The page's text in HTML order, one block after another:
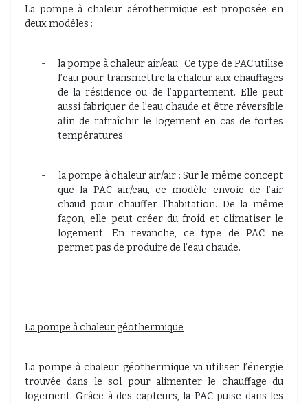
La pompe à chaleur aérothermique est proposée en
deux modèles :
-
la pompe à chaleur air/eau : Ce type de PAC utilise
l’eau pour transmettre la chaleur aux chauffages
de la résidence ou de l’appartement. Elle peut
aussi fabriquer de l’eau chaude et être réversible
afin de rafraîchir le logement en cas de fortes
températures.
-
la pompe à chaleur air/air : Sur le même concept
que la PAC air/eau, ce modèle envoie de l’air
chaud pour chauffer l’habitation. De la même
façon, elle peut créer du froid et climatiser le
logement. En revanche, ce type de PAC ne
permet pas de produire de l’eau chaude.
La pompe à chaleur géothermique
La pompe à chaleur géothermique va utiliser l’énergie
trouvée dans le sol pour alimenter le chauffage du
logement. Grâce à des capteurs, la PAC puise dans les